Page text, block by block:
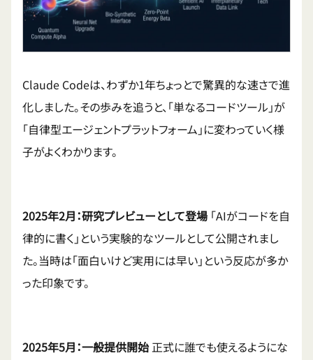
Claude Codeは、わずか1年ちょっとで驚異的な速さで進
化しました。その歩みを追うと、「単なるコードツール」が
「自律型エージェントプラットフォーム」に変わっていく様
子がよくわかります。
2025年2月：研究プレビューとして登場 「AIがコードを自
律的に書く」という実験的なツールとして公開されまし
た。当時は「面白いけど実用には早い」という反応が多か
った印象です。
2025年5月：一般提供開始正式に誰でも使えるようにな